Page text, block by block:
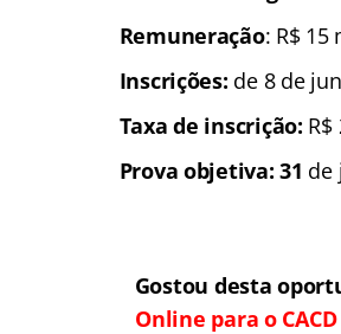
Remuneração: R$ 15
Inscrições: de 8 de
Taxa de inscrição: R$
Prova objetiva: 31 de
Gostou desta
Online para o CACD